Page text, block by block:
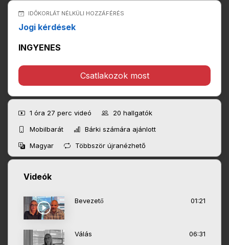
IDŐKORLÁT NÉLKÜLI HOZZÁFÉRÉS
Jogi kérdések
INGYENES
Csatlakozok most
1 óra 27 perc videó 20 hallgatók
Mobilbarát
Bárki számára ajánlott
Magyar
Többször újranézhető
Videók
Bevezető 01:21
Válás 06:31